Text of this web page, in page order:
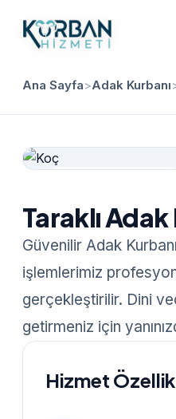
Ana Sayfa>Adak Kurbanı
Taraklı
Güvenilir Adak
işlemlerimiz
gerçekleştirilir. Dini
getirmeniz için
Hizmet